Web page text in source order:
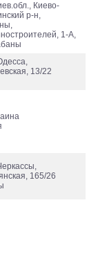
Киево-
р-н,
1-А,
13/22
165/26